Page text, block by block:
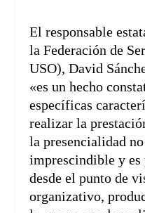
El responsable
la Federación de
USO), David
«es un hecho
específicas
realizar la
la presencialidad
imprescindible y
desde el punto de
organizativo,